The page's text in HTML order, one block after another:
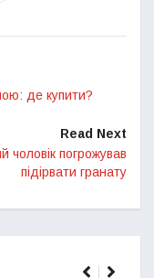
де купити?
Read Next
чоловік погрожував
підірвати гранату